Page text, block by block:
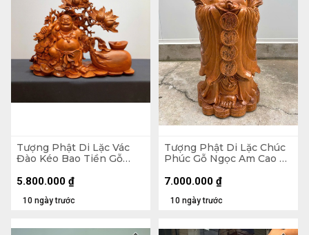
Tượng Phật Di Lặc Vác
Đào Kéo Bao Tiền Gỗ
Sâu 18 (cm)
10 ngày trước
5.800.000 ₫
Tượng Phật Di Lặc Chúc
Phúc Gỗ Ngọc Am Cao 90
10 ngày trước
7.000.000 ₫